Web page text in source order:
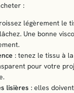
:
légèrement le
Une bonne
: tenez le tissu à
pour votre
lisières : elles